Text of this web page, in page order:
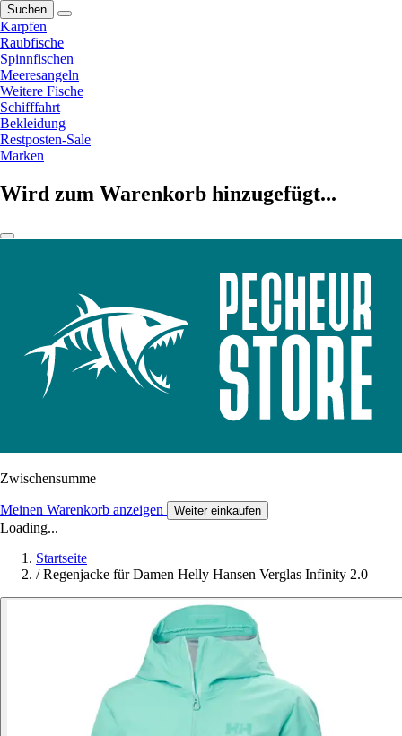
Suchen
Karpfen
Raubfische
Spinnfischen
Meeresangeln
Weitere Fische
Schifffahrt
Bekleidung
Restposten-Sale
Marken
Wird zum Warenkorb hinzugefügt...
Zwischensumme
Meinen Warenkorb anzeigen Weiter einkaufen
Loading...
Startseite
/ Regenjacke für Damen Helly Hansen Verglas Infinity 2.0